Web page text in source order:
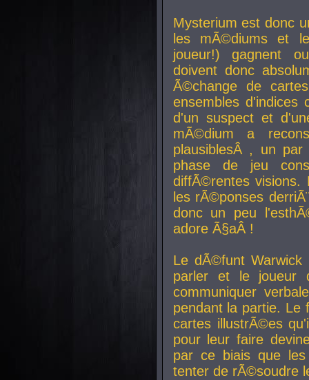
Mysterium est donc
les mÃ©diums et
joueur!) gagnent
doivent donc
Ã©change de
ensembles d'indices
d'un suspect et
mÃ©dium a
plausiblesÂ , un par
phase de jeu
diffÃ©rentes visions.
les rÃ©ponses
donc un peu
adore Ã§aÂ !
Le dÃ©funt Warwick
parler et le joueur
communiquer
pendant la partie. Le
cartes illustrÃ©es
pour leur faire
par ce biais que
tenter de rÃ©soudre